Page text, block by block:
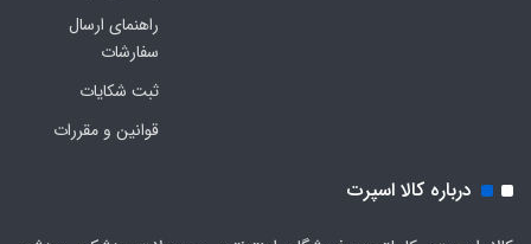
راهنمای ارسال
سفارشات
ثبت شکایات
قوانین و مقررات
درباره کالا اسپرت